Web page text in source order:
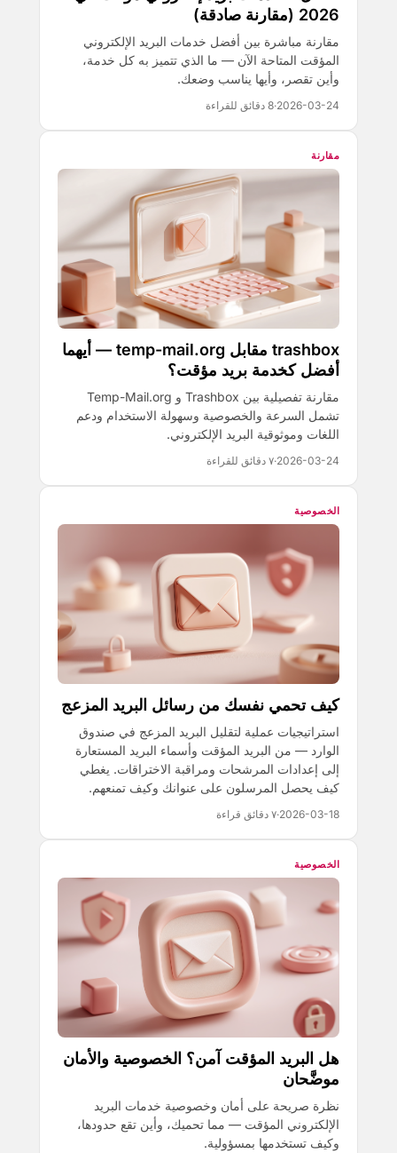
2026 (مقارنة صادقة)
مقارنة مباشرة بين أفضل خدمات البريد الإلكتروني
المؤقت المتاحة الآن — ما الذي تتميز به كل خدمة،
وأين تقصر، وأيها يناسب وضعك.
2026-03-24
·8 دقائق للقراءة
مقارنة
trashbox مقابل temp-mail.org — أيهما
أفضل كخدمة بريد مؤقت؟
مقارنة تفصيلية بين Trashbox و Temp-Mail.org
تشمل السرعة والخصوصية وسهولة الاستخدام ودعم
اللغات وموثوقية البريد الإلكتروني.
2026-03-24
·٧ دقائق للقراءة
الخصوصية
كيف تحمي نفسك من رسائل البريد المزعج
استراتيجيات عملية لتقليل البريد المزعج في صندوق
الوارد — من البريد المؤقت وأسماء البريد المستعارة
إلى إعدادات المرشحات ومراقبة الاختراقات. يغطي
كيف يحصل المرسلون على عنوانك وكيف تمنعهم.
2026-03-18
·٧ دقائق قراءة
الخصوصية
هل البريد المؤقت آمن؟ الخصوصية والأمان
موضَّحان
نظرة صريحة على أمان وخصوصية خدمات البريد
الإلكتروني المؤقت — مما تحميك، وأين تقع حدودها،
وكيف تستخدمها بمسؤولية.